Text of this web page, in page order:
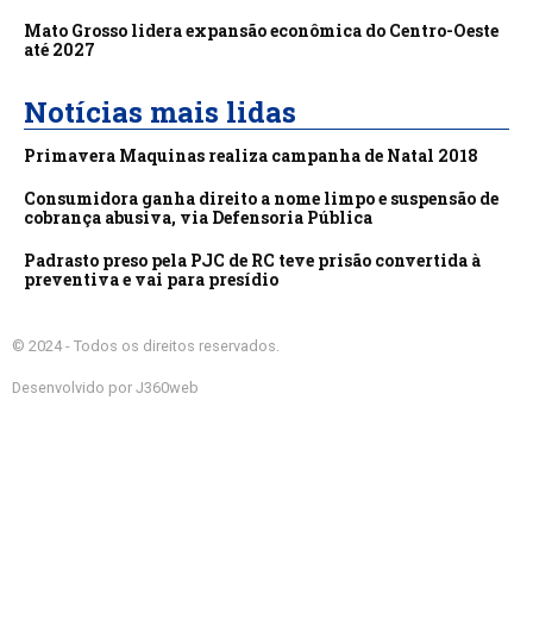
Mato Grosso lidera expansão econômica do Centro-Oeste
até 2027
Notícias mais lidas
Primavera Maquinas realiza campanha de Natal 2018
Consumidora ganha direito a nome limpo e suspensão de
cobrança abusiva, via Defensoria Pública
Padrasto preso pela PJC de RC teve prisão convertida à
preventiva e vai para presídio
© 2024 - Todos os direitos reservados.
Desenvolvido por J360web